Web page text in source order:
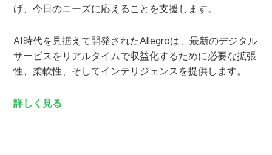
げ、今日のニーズに応えることを支援します。
AI時代を見据えて開発されたAllegroは、最新のデジタル
サービスをリアルタイムで収益化するために必要な拡張
性、柔軟性、そしてインテリジェンスを提供します。
詳しく見る